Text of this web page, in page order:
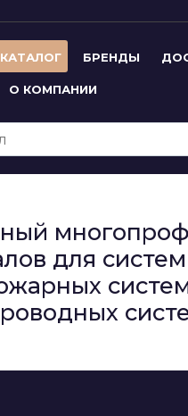
КАТАЛОГ БРЕНДЫ
О КОМПАНИИ
для